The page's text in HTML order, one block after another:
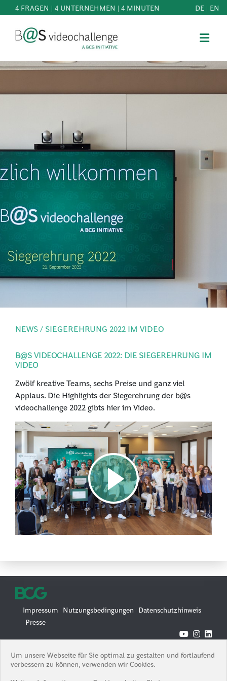
4 FRAGEN | 4 UNTERNEHMEN | 4 MINUTEN DE | EN
MITMACHEN
BEST
DOWNLOADS
FAQ
NEWS
ANMELDEN
NEWS / SIEGEREHRUNG 2022 IM VIDEO
B@S VIDEOCHALLENGE 2022: DIE SIEGEREHRUNG IM
VIDEO
Zwölf kreative Teams, sechs Preise und ganz viel
Applaus. Die Highlights der Siegerehrung der b@s
videochallenge 2022 gibts hier im Video.
Impressum Nutzungsbedingungen
Datenschutzhinweis
Presse
Boston Consulting Group is an Equal Opportunity Employer. All
qualified applicants will receive consideration for employment
Um unsere Webseite für Sie optimal zu gestalten und fortlaufend
verbessern zu können, verwenden wir Cookies.
b@Svideochallenge - A BCG INITIATIVE
Registriere dich als Teilnehmer*in
Geburtsdatum*
E-Mail-Adresse*